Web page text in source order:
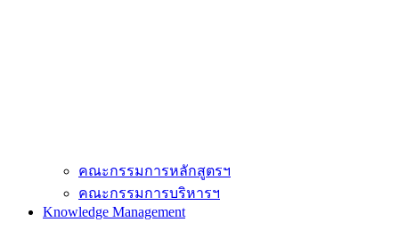
คณะกรรมการหลักสูตรฯ
คณะกรรมการบริหารฯ
Knowledge Management